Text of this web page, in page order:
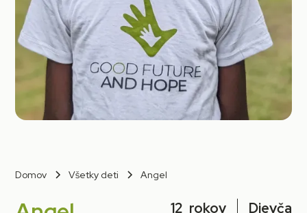
Domov Všetky deti Angel
12 rokov Dievča